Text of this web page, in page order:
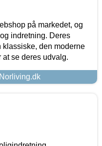
på markedet, og
indretning. Deres
den moderne
se deres udvalg.